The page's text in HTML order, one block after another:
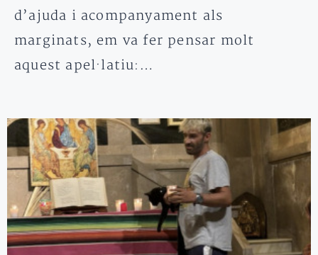
d’ajuda i acompanyament als
marginats, em va fer pensar molt
aquest apel·latiu:…